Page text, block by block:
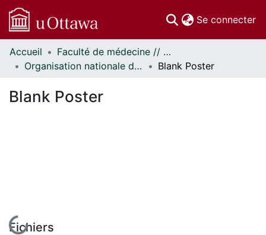
Se connecter
Communautés
et collections
Statistiques
Accueil
Faculté de médecine // Faculty of Medicine
Organisation nationale de la santé autochtone // National Aboriginal Health Organization
Blank Poster
Blank Poster
En cours de chargement...
Fichiers